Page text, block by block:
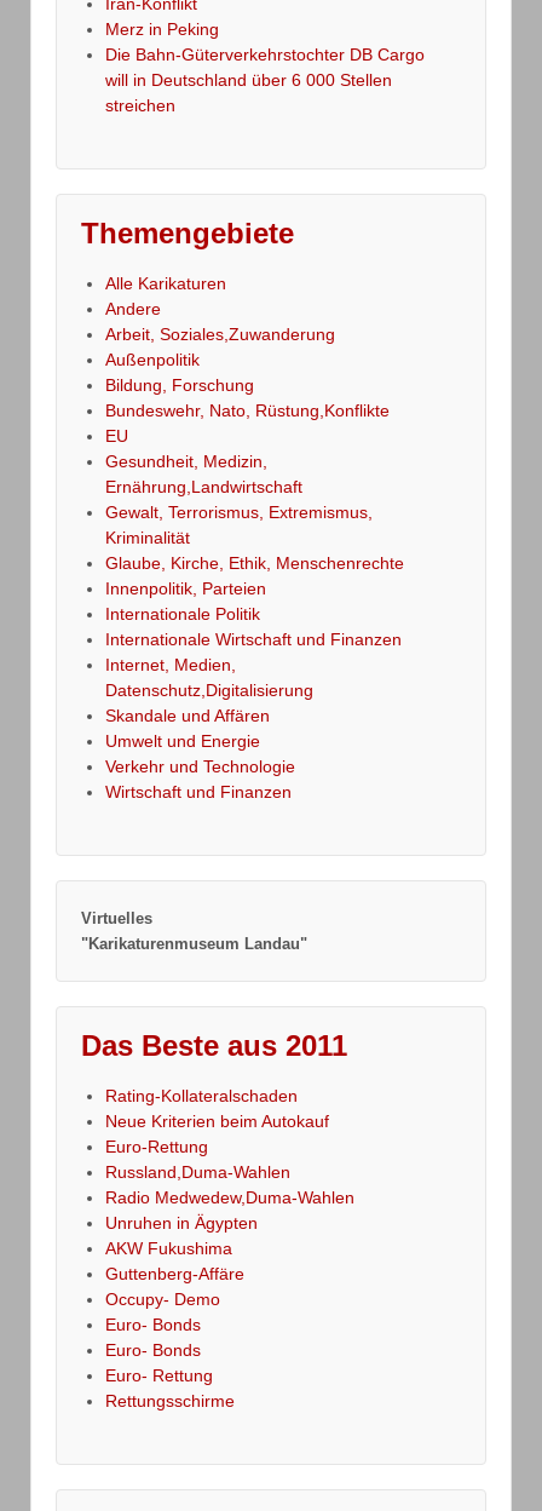
Iran-Konflikt
Merz in Peking
Die Bahn-Güterverkehrstochter DB Cargo
will in Deutschland über 6 000 Stellen
streichen
Themengebiete
Alle Karikaturen
Andere
Arbeit, Soziales,Zuwanderung
Außenpolitik
Bildung, Forschung
Bundeswehr, Nato, Rüstung,Konflikte
EU
Gesundheit, Medizin,
Ernährung,Landwirtschaft
Gewalt, Terrorismus, Extremismus,
Kriminalität
Glaube, Kirche, Ethik, Menschenrechte
Innenpolitik, Parteien
Internationale Politik
Internationale Wirtschaft und Finanzen
Internet, Medien,
Datenschutz,Digitalisierung
Skandale und Affären
Umwelt und Energie
Verkehr und Technologie
Wirtschaft und Finanzen
Virtuelles
"Karikaturenmuseum Landau"
Das Beste aus 2011
Rating-Kollateralschaden
Neue Kriterien beim Autokauf
Euro-Rettung
Russland,Duma-Wahlen
Radio Medwedew,Duma-Wahlen
Unruhen in Ägypten
AKW Fukushima
Guttenberg-Affäre
Occupy- Demo
Euro- Bonds
Euro- Bonds
Euro- Rettung
Rettungsschirme